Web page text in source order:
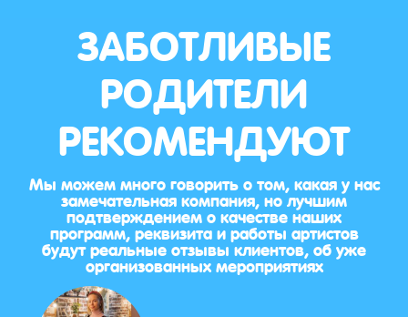
ЗАБОТЛИВЫЕ
РОДИТЕЛИ
РЕКОМЕНДУЮТ
Мы можем много говорить о том, какая у нас
замечательная компания, но лучшим
подтверждением о качестве наших
программ, реквизита и работы артистов
будут реальные отзывы клиентов, об уже
организованных мероприятиях